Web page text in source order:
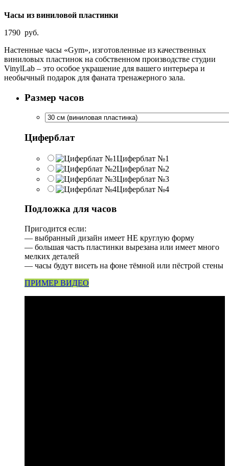
Часы из виниловой пластинки
1790 руб.
Настенные часы «Gym», изготовленные из качественных
виниловых пластинок на собственном производстве студии
VinylLab – это особое украшение для вашего интерьера и
необычный подарок для фаната тренажерного зала.
Размер часов
Циферблат
Циферблат №1
Циферблат №2
Циферблат №3
Циферблат №4
Подложка для часов
Пригодится если:
— выбранный дизайн имеет НЕ круглую форму
— большая часть пластинки вырезана или имеет много
мелких деталей
— часы будут висеть на фоне тёмной или пёстрой стены
ПРИМЕР ВИДЕО